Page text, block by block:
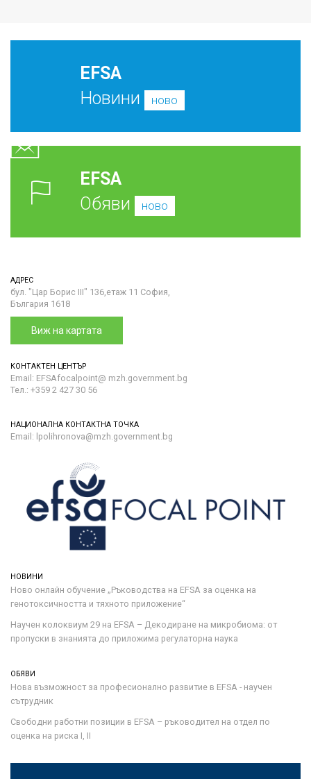
EFSA
Новини
ново
EFSA
Обяви
ново
АДРЕС
бул. "Цар Борис III" 136,етаж 11 София,
България 1618
Виж на картата
КОНТАКТЕН ЦЕНТЪР
Email: EFSAfocalpoint@ mzh.government.bg
Тел.: +359 2 427 30 56
НАЦИОНАЛНА КОНТАКТНА ТОЧКА
Email: lpolihronova@mzh.government.bg
НОВИНИ
Ново онлайн обучение „Ръководства на ЕFSA за оценка на
генотоксичността и тяхното приложение“
Научен колоквиум 29 на EFSA – Декодиране на микробиома: от
пропуски в знанията до приложима регулаторна наука
ОБЯВИ
Нова възможност за професионално развитие в EFSA - научен
сътрудник
Свободни работни позиции в EFSA – ръководител на отдел по
оценка на риска I, II